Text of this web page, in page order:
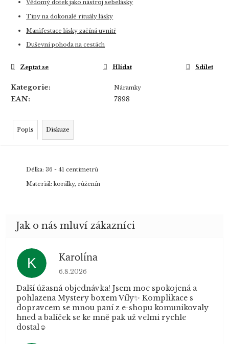
Vědomý dotek jako nástroj sebelásky
Tipy na dokonalé rituály lásky
Manifestace lásky začíná uvnitř
Duševní pohoda na cestách
Kategorie: Náramky
EAN: 7898
Zeptat se Hlídat Sdílet
Popis Diskuze
Délka: 36 - 41 centimetrů
Materiál: korálky, růženín
K Karolína
Hodnocení obchodu je 5 z 5 hvězdiček.
6.8.2026
Další úžasná objednávka! Jsem moc spokojená a
pohlazena Mystery boxem Víly✨ Komplikace s
dopravcem se mnou paní z e-shopu komunikovaly
hned a balíček se ke mně pak už velmi rychle
dostal☺️